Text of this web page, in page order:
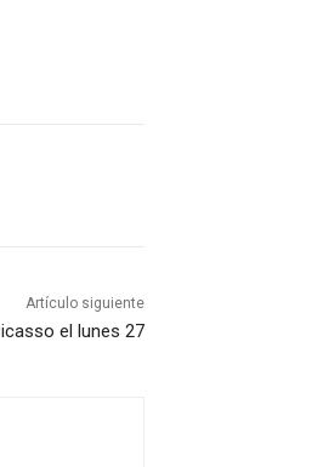
Artículo siguiente
el lunes 27